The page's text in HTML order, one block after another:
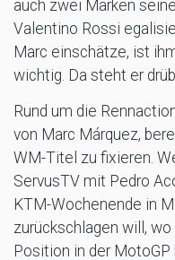
auch zwei Marken
Valentino Rossi
Marc einschätze, ist
wichtig. Da steht er
Rund um die
von Marc Márquez,
WM-Titel zu fixieren.
ServusTV mit Pedro
KTM-Wochenende in
zurückschlagen will,
Position in der